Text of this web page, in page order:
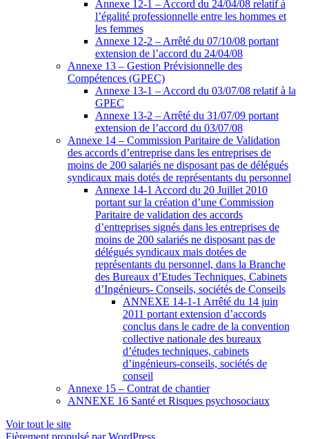
Annexe 12-1 – Accord du 24/04/08 relatif à
l’égalité professionnelle entre les hommes et
les femmes
Annexe 12-2 – Arrêté du 07/10/08 portant
extension de l’accord du 24/04/08
Annexe 13 – Gestion Prévisionnelle des
Compétences (GPEC)
Annexe 13-1 – Accord du 03/07/08 relatif à la
GPEC
Annexe 13-2 – Arrêté du 31/07/09 portant
extension de l’accord du 03/07/08
Annexe 14 – Commission Paritaire de Validation
des accords d’entreprise dans les entreprises de
moins de 200 salariés ne disposant pas de délégués
syndicaux mais dotés de représentants du personnel
Annexe 14-1 Accord du 20 Juillet 2010
portant sur la création d’une Commission
Paritaire de validation des accords
d’entreprises signés dans les entreprises de
moins de 200 salariés ne disposant pas de
délégués syndicaux mais dotées de
représentants du personnel, dans la Branche
des Bureaux d’Etudes Techniques, Cabinets
d’Ingénieurs- Conseils, sociétés de Conseils
ANNEXE 14-1-1 Arrêté du 14 juin
2011 portant extension d’accords
conclus dans le cadre de la convention
collective nationale des bureaux
d’études techniques, cabinets
d’ingénieurs-conseils, sociétés de
conseil
Annexe 15 – Contrat de chantier
ANNEXE 16 Santé et Risques psychosociaux
Voir tout le site
Fièrement propulsé par WordPress